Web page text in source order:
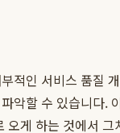
적인 서비스 품질
악할 수 있습니다
게 하는 것에서